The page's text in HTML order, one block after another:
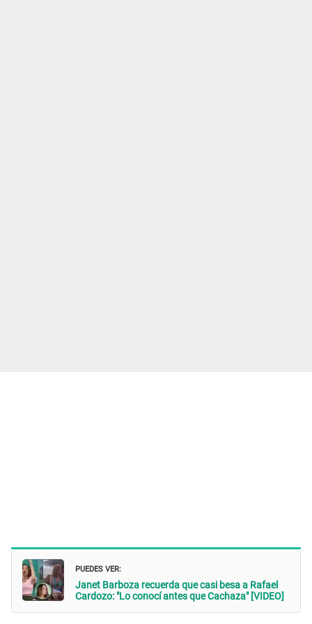
PUEDES VER:
Janet Barboza recuerda que casi besa a Rafael
Cardozo: "Lo conocí antes que Cachaza" [VIDEO]